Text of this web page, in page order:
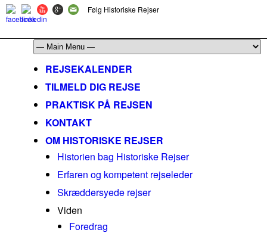
Følg Historiske Rejser
REJSEKALENDER
TILMELD DIG REJSE
PRAKTISK PÅ REJSEN
KONTAKT
OM HISTORISKE REJSER
Historien bag Historiske Rejser
Erfaren og kompetent rejseleder
Skræddersyede rejser
Viden
Foredrag